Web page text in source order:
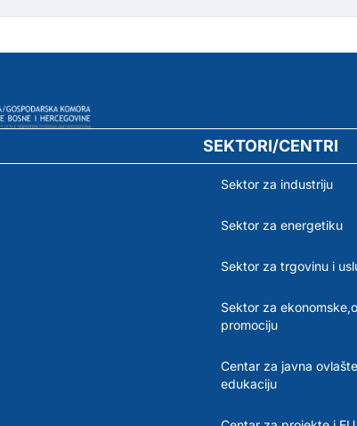
SEKTORI/CENTRI
Sektor za industriju
Sektor za energetiku
Sektor za trgovinu i
Sektor za
promociju
Centar za javna
edukaciju